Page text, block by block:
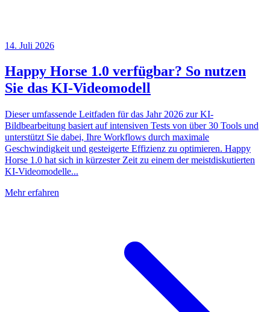
14. Juli 2026
Happy Horse 1.0 verfügbar? So nutzen
Sie das KI-Videomodell
Dieser umfassende Leitfaden für das Jahr 2026 zur KI-
Bildbearbeitung basiert auf intensiven Tests von über 30 Tools und
unterstützt Sie dabei, Ihre Workflows durch maximale
Geschwindigkeit und gesteigerte Effizienz zu optimieren. Happy
Horse 1.0 hat sich in kürzester Zeit zu einem der meistdiskutierten
KI-Videomodelle...
Mehr erfahren